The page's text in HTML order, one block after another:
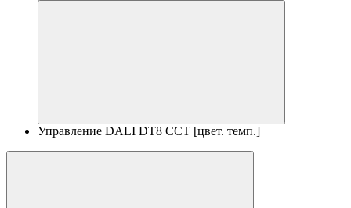
Управление DALI DT8 CCT [цвет. темп.]